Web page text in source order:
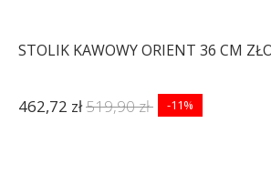
STOLIK KAWOWY ORIENT 36 CM
462,72 zł519,90 zł -11%